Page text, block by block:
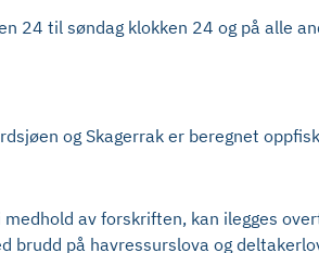
24 til søndag klokken 24 og på alle
og Skagerrak er beregnet
av forskriften, kan ilegges
brudd på havressurslova og